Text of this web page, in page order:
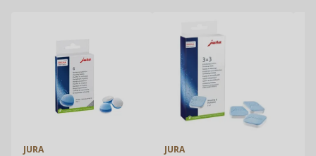
JURA JURA